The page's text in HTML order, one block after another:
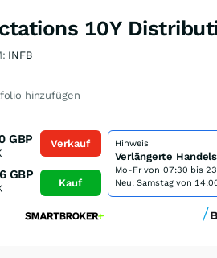
10Y
INFB
hinzufügen
GBP
GBP
Verkauf
Kauf
Hinweis
Verlängerte
Mo-Fr von 07:30 bis
Neu: Samstag von